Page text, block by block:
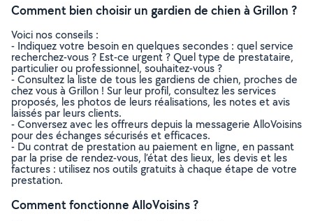
Comment bien choisir un gardien de chien à Grillon ?
Voici nos conseils :
- Indiquez votre besoin en quelques secondes : quel service
recherchez-vous ? Est-ce urgent ? Quel type de prestataire,
particulier ou professionnel, souhaitez-vous ?
- Consultez la liste de tous les gardiens de chien, proches de
chez vous à Grillon ! Sur leur profil, consultez les services
proposés, les photos de leurs réalisations, les notes et avis
laissés par leurs clients.
- Conversez avec les offreurs depuis la messagerie AlloVoisins
pour des échanges sécurisés et efficaces.
- Du contrat de prestation au paiement en ligne, en passant
par la prise de rendez-vous, l’état des lieux, les devis et les
factures : utilisez nos outils gratuits à chaque étape de votre
prestation.
Comment fonctionne AlloVoisins ?